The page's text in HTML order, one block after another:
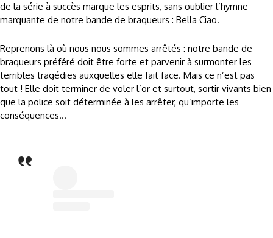
de la série à succès marque les esprits, sans oublier l’hymne
marquante de notre bande de braqueurs : Bella Ciao.
Reprenons là où nous nous sommes arrêtés : notre bande de
braqueurs préféré doit être forte et parvenir à surmonter les
terribles tragédies auxquelles elle fait face. Mais ce n’est pas
tout ! Elle doit terminer de voler l’or et surtout, sortir vivants bien
que la police soit déterminée à les arrêter, qu’importe les
conséquences…